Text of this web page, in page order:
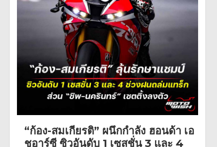
“ก้อง-สมเกียรติ” ผนึกกำลัง ฮอนด้า เอ
ชอาร์ซี ซิวอันดับ 1 เซสชั่น 3 และ 4